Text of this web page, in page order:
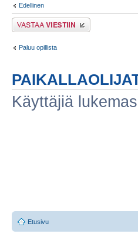
Edellinen
Lähetä vastaus
Paluu opillista
Käyttäjiä
Etusivu